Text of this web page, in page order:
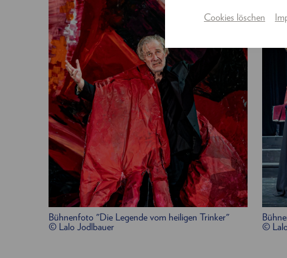
Cookies löschen
Bühnenfoto "Die Legende vom heiligen Trinker"
© Lalo Jodlbauer
©